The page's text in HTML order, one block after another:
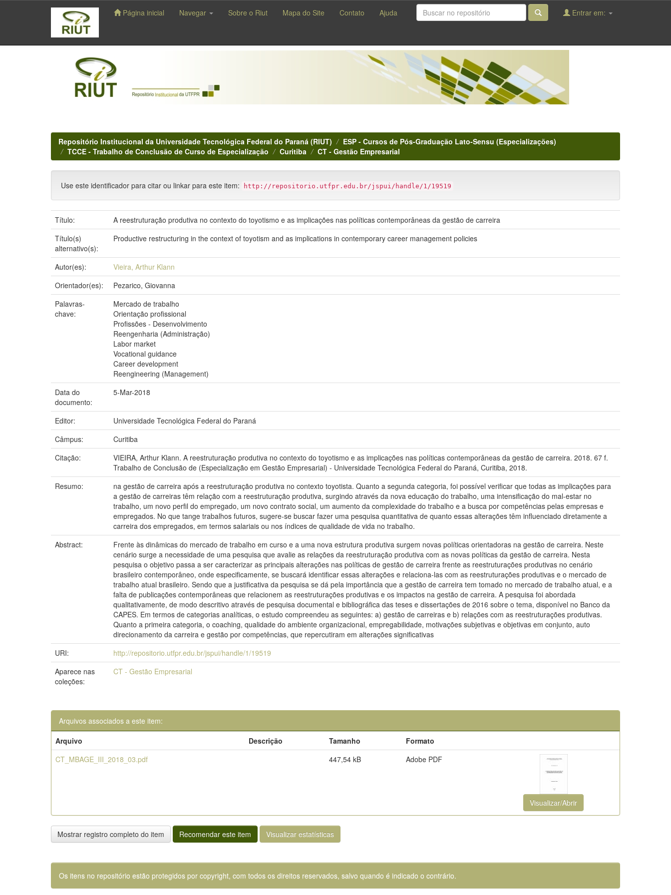
navigation
Página inicial Navegar Sobre o Riut Mapa do Site Contato Ajuda Entrar em:
Repositório Institucional da Universidade Tecnológica Federal do Paraná (RIUT)
ESP - Cursos de Pós-Graduação Lato-Sensu (Especializações)
TCCE - Trabalho de Conclusão de Curso de Especialização
Curitiba CT - Gestão Empresarial
Use este identificador para citar ou linkar para este item: http://repositorio.utfpr.edu.br/jspui/handle/1/19519
Título:
A reestruturação produtiva no contexto do toyotismo e as implicações nas políticas contemporâneas da gestão de carreira
Título(s)
alternativo(s):
Productive restructuring in the context of toyotism and as implications in contemporary career management policies
Autor(es):
Vieira, Arthur Klann
Orientador(es):
Pezarico, Giovanna
Palavras-
chave:
Mercado de trabalho
Orientação profissional
Profissões - Desenvolvimento
Reengenharia (Administração)
Labor market
Vocational guidance
Career development
Reengineering (Management)
Data do
documento:
5-Mar-2018
Editor:
Universidade Tecnológica Federal do Paraná
Câmpus:
Curitiba
Citação:
VIEIRA, Arthur Klann. A reestruturação produtiva no contexto do toyotismo e as implicações nas políticas contemporâneas da gestão de carreira. 2018. 67 f.
Trabalho de Conclusão de (Especialização em Gestão Empresarial) - Universidade Tecnológica Federal do Paraná, Curitiba, 2018.
Resumo:
na gestão de carreira após a reestruturação produtiva no contexto toyotista. Quanto a segunda categoria, foi possível verificar que todas as implicações para
a gestão de carreiras têm relação com a reestruturação produtiva, surgindo através da nova educação do trabalho, uma intensificação do mal-estar no
trabalho, um novo perfil do empregado, um novo contrato social, um aumento da complexidade do trabalho e a busca por competências pelas empresas e
empregados. No que tange trabalhos futuros, sugere-se buscar fazer uma pesquisa quantitativa de quanto essas alterações têm influenciado diretamente a
carreira dos empregados, em termos salariais ou nos índices de qualidade de vida no trabalho.
Abstract:
Frente às dinâmicas do mercado de trabalho em curso e a uma nova estrutura produtiva surgem novas políticas orientadoras na gestão de carreira. Neste
cenário surge a necessidade de uma pesquisa que avalie as relações da reestruturação produtiva com as novas políticas da gestão de carreira. Nesta
pesquisa o objetivo passa a ser caracterizar as principais alterações nas políticas de gestão de carreira frente as reestruturações produtivas no cenário
brasileiro contemporâneo, onde especificamente, se buscará identificar essas alterações e relaciona-las com as reestruturações produtivas e o mercado de
trabalho atual brasileiro. Sendo que a justificativa da pesquisa se dá pela importância que a gestão de carreira tem tomado no mercado de trabalho atual, e a
falta de publicações contemporâneas que relacionem as reestruturações produtivas e os impactos na gestão de carreira. A pesquisa foi abordada
qualitativamente, de modo descritivo através de pesquisa documental e bibliográfica das teses e dissertações de 2016 sobre o tema, disponível no Banco da
CAPES. Em termos de categorias analíticas, o estudo compreendeu as seguintes: a) gestão de carreiras e b) relações com as reestruturações produtivas.
Quanto a primeira categoria, o coaching, qualidade do ambiente organizacional, empregabilidade, motivações subjetivas e objetivas em conjunto, auto
direcionamento da carreira e gestão por competências, que repercutiram em alterações significativas
URI:
http://repositorio.utfpr.edu.br/jspui/handle/1/19519
Aparece nas
coleções:
CT - Gestão Empresarial
Arquivos associados a este item:
Arquivo
Descrição Tamanho
Formato
CT_MBAGE_III_2018_03.pdf
447,54 kB Adobe PDF
Visualizar/Abrir
Mostrar registro completo do item Recomendar este item Visualizar estatísticas
Os itens no repositório estão protegidos por copyright, com todos os direitos reservados, salvo quando é indicado o contrário.